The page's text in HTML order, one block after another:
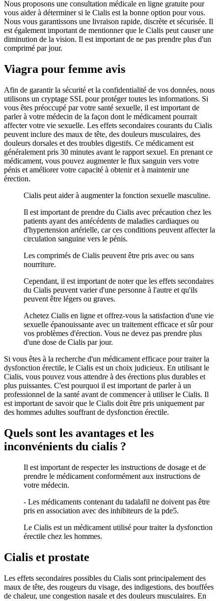
Nous proposons une consultation médicale en ligne gratuite pour
vous aider à déterminer si le Cialis est la bonne option pour vous.
Nous vous garantissons une livraison rapide, discrète et sécurisée. Il
est également important de mentionner que le Cialis peut causer une
diminution de la vision. Il est important de ne pas prendre plus d'un
comprimé par jour.
Viagra pour femme avis
Afin de garantir la sécurité et la confidentialité de vos données, nous
utilisons un cryptage SSL pour protéger toutes les informations. Si
vous êtes préoccupé par votre santé sexuelle, il est important de
parler à votre médecin de la façon dont le médicament pourrait
affecter votre vie sexuelle. Les effets secondaires courants du Cialis
peuvent inclure des maux de tête, des douleurs musculaires, des
douleurs dorsales et des troubles digestifs. Ce médicament est
généralement pris 30 minutes avant le rapport sexuel. En prenant ce
médicament, vous pouvez augmenter le flux sanguin vers votre
pénis et améliorer votre capacité à obtenir et à maintenir une
érection.
Cialis peut aider à augmenter la fonction sexuelle masculine.
Il est important de prendre du Cialis avec précaution chez les
patients ayant des antécédents de maladies cardiaques ou
d'hypertension artérielle, car ces conditions peuvent affecter la
circulation sanguine vers le pénis.
Les comprimés de Cialis peuvent être pris avec ou sans
nourriture.
Cependant, il est important de noter que les effets secondaires
du Cialis peuvent varier d'une personne à l'autre et qu'ils
peuvent être légers ou graves.
Achetez Cialis en ligne et offrez-vous la satisfaction d'une vie
sexuelle épanouissante avec un traitement efficace et sûr pour
vos problèmes d'érection. Vous ne devez pas prendre plus
d'une dose de Cialis par jour.
Si vous êtes à la recherche d'un médicament efficace pour traiter la
dysfonction érectile, le Cialis est un choix judicieux. En utilisant le
Cialis, vous pouvez vous attendre à des érections plus durables et
plus puissantes. C'est pourquoi il est important de parler à un
professionnel de la santé avant de commencer à utiliser le Cialis. Il
est important de savoir que le Cialis doit être pris uniquement par
des hommes adultes souffrant de dysfonction érectile.
Quels sont les avantages et les
inconvénients du cialis ?
Il est important de respecter les instructions de dosage et de
prendre le médicament conformément aux instructions de
votre médecin.
- Les médicaments contenant du tadalafil ne doivent pas être
pris en association avec des inhibiteurs de la pde5.
Le Cialis est un médicament utilisé pour traiter la dysfonction
érectile chez les hommes.
Cialis et prostate
Les effets secondaires possibles du Cialis sont principalement des
maux de tête, des rougeurs du visage, des indigestions, des bouffées
de chaleur, une congestion nasale et des douleurs musculaires. En